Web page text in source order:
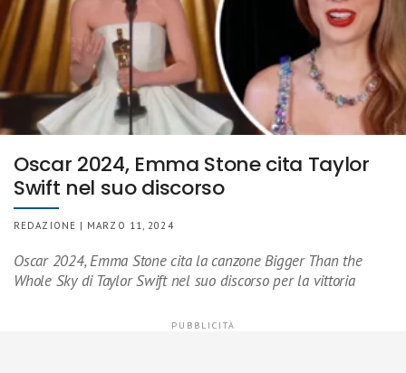
Oscar 2024, Emma Stone cita Taylor
Swift nel suo discorso
REDAZIONE | MARZO 11, 2024
Oscar 2024, Emma Stone cita la canzone Bigger Than the
Whole Sky di Taylor Swift nel suo discorso per la vittoria